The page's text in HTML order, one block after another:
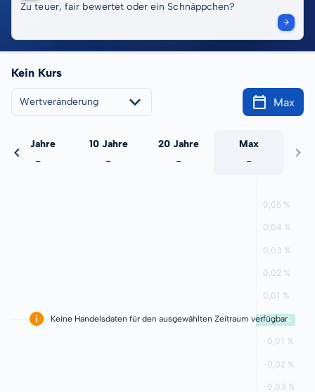
Zu teuer, fair bewertet oder ein Schnäppchen?
Kein Kurs
Wertveränderung Max
5 Jahre
-
10 Jahre
-
20 Jahre
-
Max
-
Keine Handelsdaten für den ausgewählten Zeitraum verfügbar